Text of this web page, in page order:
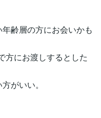
齢層の方にお会いかも
方にお渡しするとした
がいい。